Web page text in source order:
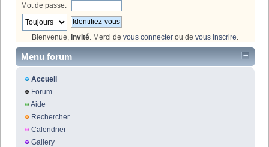
Mot de passe:
Bienvenue, Invité. Merci de vous connecter ou de vous inscrire.
Menu forum
Accueil
Forum
Aide
Rechercher
Calendrier
Gallery